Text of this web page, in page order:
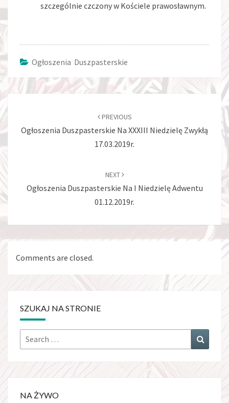
szczególnie czczony w Kościele prawosławnym.
Ogłoszenia Duszpasterskie
navigation
PREVIOUS
Ogłoszenia Duszpasterskie Na XXXIII Niedzielę Zwykłą
17.03.2019r.
NEXT
Ogłoszenia Duszpasterskie Na I Niedzielę Adwentu
01.12.2019r.
Comments are closed.
SZUKAJ NA STRONIE
Search
for:
NA ŻYWO